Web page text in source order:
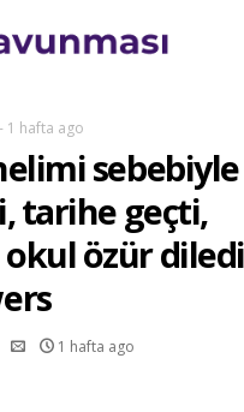
- 1 hafta ago
sebebiyle
tarihe geçti,
özür
1 hafta ago